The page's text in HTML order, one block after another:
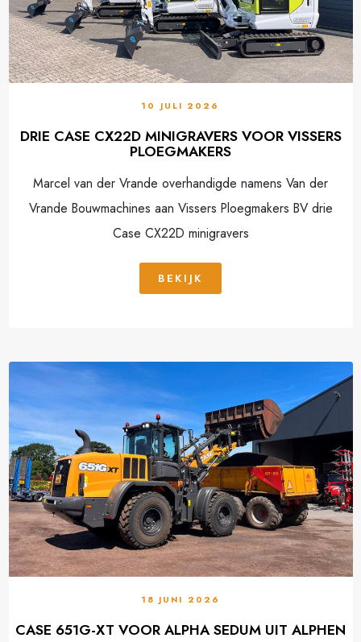
10 JULI 2026
DRIE CASE CX22D MINIGRAVERS VOOR VISSERS
PLOEGMAKERS
Marcel van der Vrande overhandigde namens Van der
Vrande Bouwmachines aan Vissers Ploegmakers BV drie
Case CX22D minigravers
BEKIJK
18 JUNI 2026
CASE 651G-XT VOOR ALPHA SEDUM UIT ALPHEN